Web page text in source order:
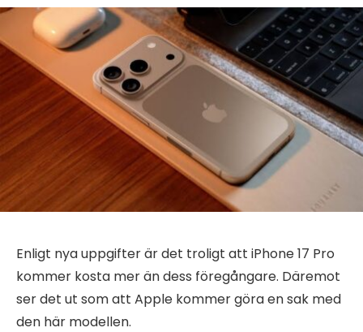
Enligt nya uppgifter är det troligt att iPhone 17 Pro
kommer kosta mer än dess föregångare. Däremot
ser det ut som att Apple kommer göra en sak med
den här modellen.